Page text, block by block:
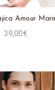
Amour
39,00€